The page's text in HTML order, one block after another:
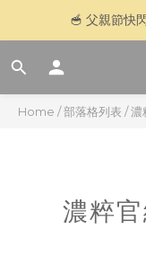
🥣 父親節快
🥣 父親節快
登
Home /部落格列表 /濃
濃粹